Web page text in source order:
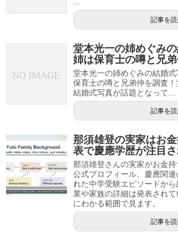
記事を
堂本光一の姉めぐみ
姉は保育士の噂と兄弟
堂本光一の姉めぐみの結婚
保育士の噂と兄弟仲を調査
結婚式写真が話題となって...
記事を
那須雄登の実家はお
表で慶應学歴が注目
那須雄登さんの実家がお金持
公式プロフィール、慶應関
れた中学受験エピソードか
業や家族の詳細は発表され
にわかる範囲で見ます。
記事を